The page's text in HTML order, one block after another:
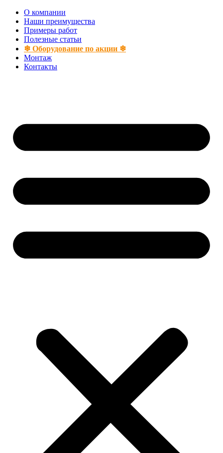
Перейти
содержимому
О компании
Наши преимущества
Примеры работ
Полезные статьи
❄ Оборудование по акции ❄
Монтаж
Контакты